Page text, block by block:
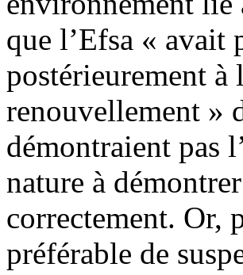
que l’Efsa « avait
postérieurement à
renouvellement »
démontraient pas
nature à
correctement. Or,
préférable de